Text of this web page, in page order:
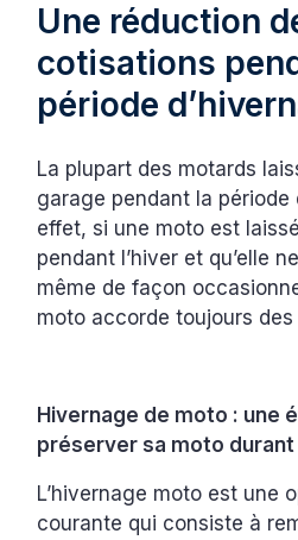
Une réduction
cotisations
période
La plupart des motards
garage pendant la période
effet, si une moto est
pendant l’hiver et qu’elle
même de façon
moto accorde toujours
Hivernage de moto : une
préserver sa moto durant
L’hivernage moto est une
courante qui consiste à